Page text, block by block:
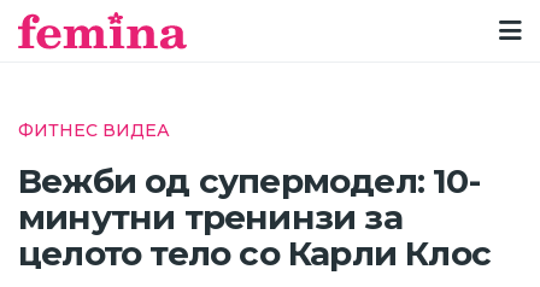
ФИТНЕС ВИДЕА
Вежби од супермодел: 10-
минутни тренинзи за
целото тело со Карли Клос